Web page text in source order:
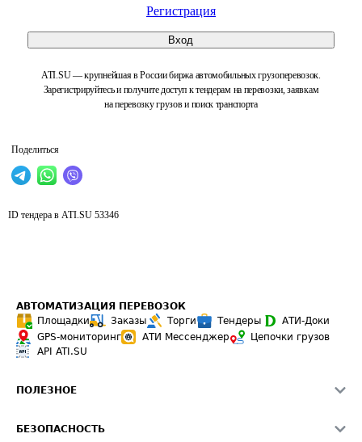
Регистрация
Вход
ATI.SU — крупнейшая в России биржа автомобильных грузоперевозок.
Зарегистрируйтесь и получите доступ к тендерам на перевозки, заявкам
на перевозку грузов и поиск транспорта
Поделиться
ID тендера в ATI.SU 53346
АВТОМАТИЗАЦИЯ ПЕРЕВОЗОК
Площадки
Заказы Торги Тендеры
АТИ-Доки
GPS-мониторинг
АТИ Мессенджер
Цепочки грузов
API ATI.SU
ПОЛЕЗНОЕ
БЕЗОПАСНОСТЬ